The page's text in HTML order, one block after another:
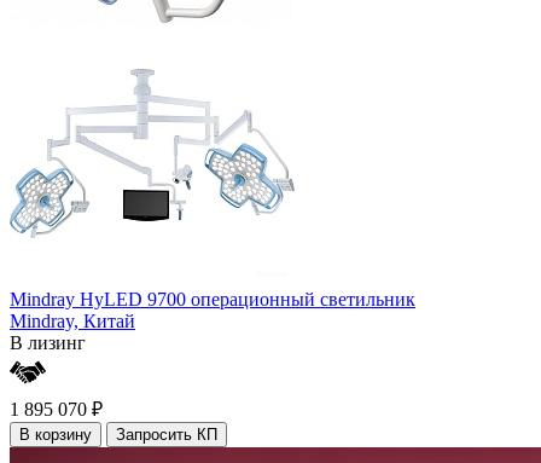
Mindray HyLED 9700 операционный светильник
Mindray, Китай
В лизинг
1 895 070 ₽
В корзину Запросить КП